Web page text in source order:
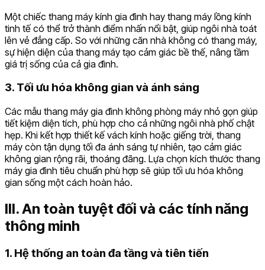
Một chiếc thang máy kính gia đình hay thang máy lồng kính
tinh tế có thể trở thành điểm nhấn nổi bật, giúp ngôi nhà toát
lên vẻ đẳng cấp. So với những căn nhà không có thang máy,
sự hiện diện của thang máy tạo cảm giác bề thế, nâng tầm
giá trị sống của cả gia đình.
3. Tối ưu hóa không gian và ánh sáng
Các mẫu thang máy gia đình không phòng máy nhỏ gọn giúp
tiết kiệm diện tích, phù hợp cho cả những ngôi nhà phố chật
hẹp. Khi kết hợp thiết kế vách kính hoặc giếng trời, thang
máy còn tận dụng tối đa ánh sáng tự nhiên, tạo cảm giác
không gian rộng rãi, thoáng đãng. Lựa chọn kích thước thang
máy gia đình tiêu chuẩn phù hợp sẽ giúp tối ưu hóa không
gian sống một cách hoàn hảo.
III. An toàn tuyệt đối và các tính năng
thông minh
1. Hệ thống an toàn đa tầng và tiên tiến